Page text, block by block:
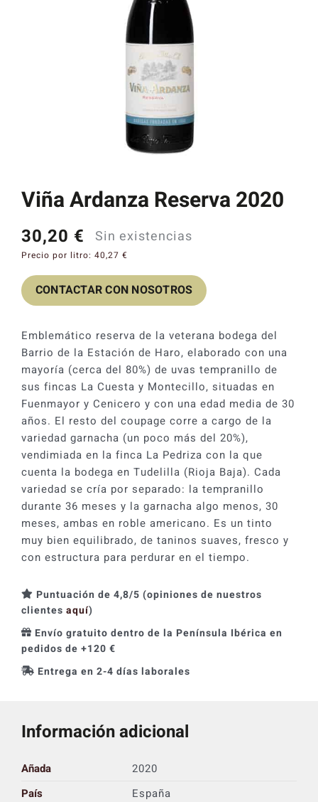
Catas y Actividades
Viña Ardanza Reserva 2020
30,20 € Sin existencias
Precio por litro: 40,27 €
CONTACTAR CON NOSOTROS
Emblemático reserva de la veterana bodega del
Barrio de la Estación de Haro, elaborado con una
mayoría (cerca del 80%) de uvas tempranillo de
sus fincas La Cuesta y Montecillo, situadas en
Fuenmayor y Cenicero y con una edad media de 30
años. El resto del coupage corre a cargo de la
variedad garnacha (un poco más del 20%),
vendimiada en la finca La Pedriza con la que
cuenta la bodega en Tudelilla (Rioja Baja). Cada
variedad se cría por separado: la tempranillo
durante 36 meses y la garnacha algo menos, 30
meses, ambas en roble americano. Es un tinto
muy bien equilibrado, de taninos suaves, fresco y
con estructura para perdurar en el tiempo.
Puntuación de 4,8/5 (opiniones de nuestros
clientes aquí)
Envío gratuito dentro de la Península Ibérica en
pedidos de +120 €
Entrega en 2-4 días laborales
Información adicional
Añada
2020
País
España